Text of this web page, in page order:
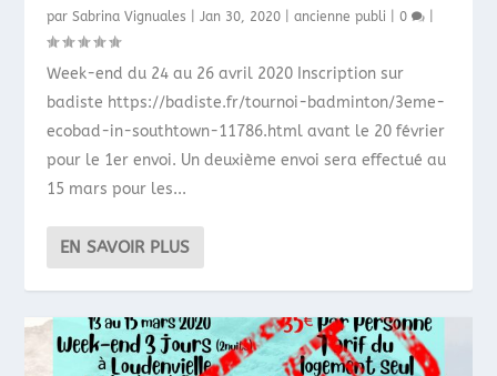
parSabrina Vignuales |Jan 30, 2020 |ancienne publi |0
Week-end du 24 au 26 avril 2020 Inscription sur
badiste https://badiste.fr/tournoi-badminton/3eme-
ecobad-in-southtown-11786.html avant le 20 février
pour le 1er envoi. Un deuxième envoi sera effectué au
15 mars pour les...
EN SAVOIR PLUS